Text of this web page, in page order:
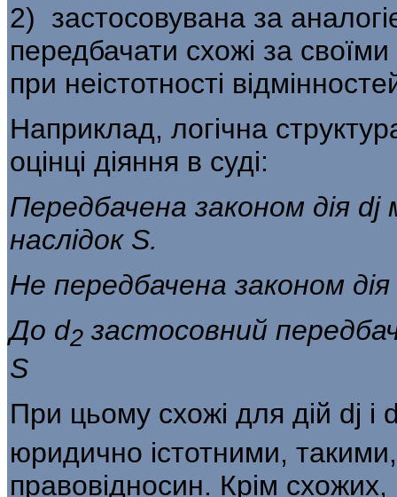
2) застосовувана за
передба­чати схожі за
при неістот­ності
Наприклад, логічна
оцінці діяння в суді:
Передбачена законом дія dj
на­слідок S.
Не передбачена законом
До d2 застосовний
S
При цьому схожі для дій dj і
юри­дично істотними,
правовідносин. Крім